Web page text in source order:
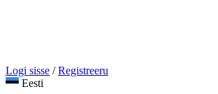
Logi sisse / Registreeru
Eesti